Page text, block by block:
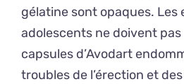
gélatine sont opaques. Les
adolescents ne doivent
capsules d’Avodart
troubles de l’érection et